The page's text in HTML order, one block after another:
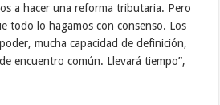
a hacer una reforma tributaria. Pero
todo lo hagamos con consenso. Los
mucha capacidad de definición,
encuentro común. Llevará tiempo”,